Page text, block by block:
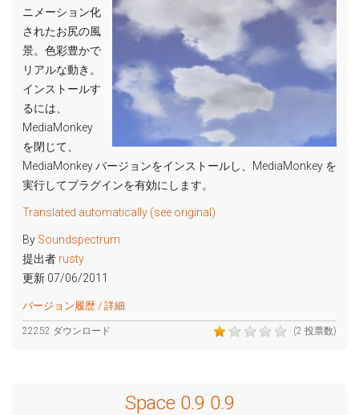
ニメーション化
されたお尻の風
景。色彩豊かで
リアルな動き。
インストールす
るには、
MediaMonkey
を閉じて、
MediaMonkey バージョンをインストールし、MediaMonkey を
実行してプラグインを有効にします。
Translated automatically (see original)
By Soundspectrum
提出者 rusty
更新 07/06/2011
バージョン履歴 / 詳細
(2 投票数)
22252 ダウンロード
Space 0.9 0.9